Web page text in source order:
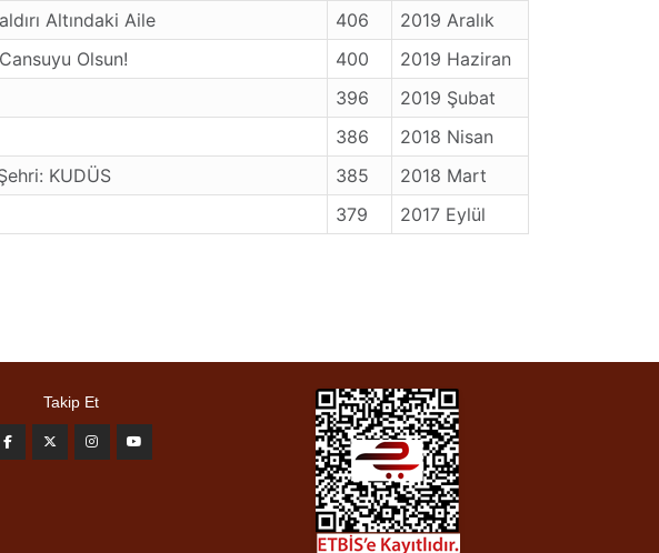
Altındaki Aile 406
2019 Aralık
Olsun! 400
2019 Haziran
396
2019 Şubat
386
2018 Nisan
KUDÜS 385
2018 Mart
379 2017 Eylül
Takip Et